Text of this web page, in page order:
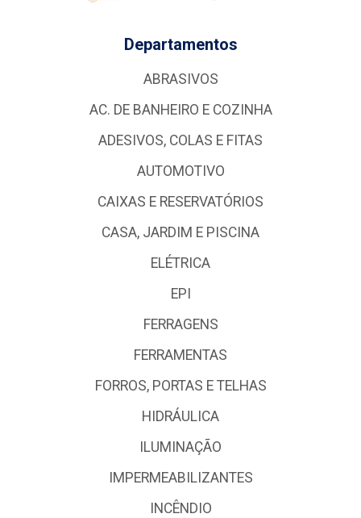
Departamentos
ABRASIVOS
AC. DE BANHEIRO E COZINHA
ADESIVOS, COLAS E FITAS
AUTOMOTIVO
CAIXAS E RESERVATÓRIOS
CASA, JARDIM E PISCINA
ELÉTRICA
EPI
FERRAGENS
FERRAMENTAS
FORROS, PORTAS E TELHAS
HIDRÁULICA
ILUMINAÇÃO
IMPERMEABILIZANTES
INCÊNDIO